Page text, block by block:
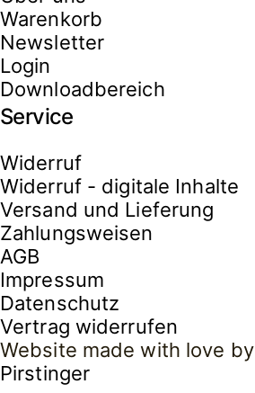
Warenkorb
Newsletter
Login
Downloadbereich
Service
Widerruf
Widerruf - digitale Inhalte
Versand und Lieferung
Zahlungsweisen
AGB
Impressum
Datenschutz
Vertrag widerrufen
Website made with love by
Pirstinger